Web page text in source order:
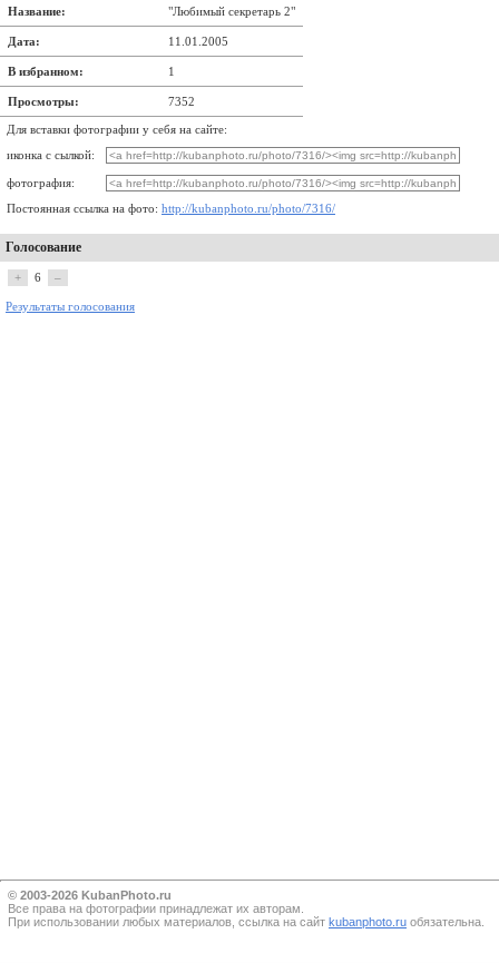
Название: "Любимый секретарь 2"
Дата: 11.01.2005
В избранном: 1
Просмотры: 7352
Для вставки фотографии у себя на сайте:
иконка с сылкой:
фотография:
Постоянная ссылка на фото: http://kubanphoto.ru/photo/7316/
Голосование
+ 6 –
Результаты голосования
© 2003-2026 KubanPhoto.ru
Все прaва на фотографии принадлежат их авторам.
При использовании любых материалов, ссылка на сайт kubanphoto.ru обязательна.